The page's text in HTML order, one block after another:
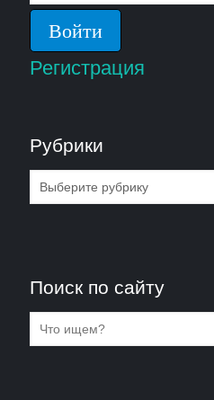
Регистрация
Рубрики
Рубрики
Поиск по сайту